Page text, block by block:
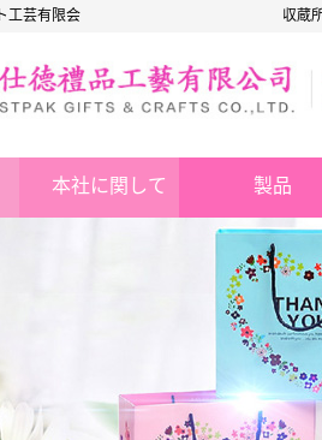
工芸有限会
収蔵
本社に関して 製品